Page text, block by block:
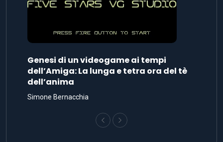
Genesi di un videogame ai tempi
dell’Amiga: La lunga e tetra ora del tè
dell’anima
Simone Bernacchia